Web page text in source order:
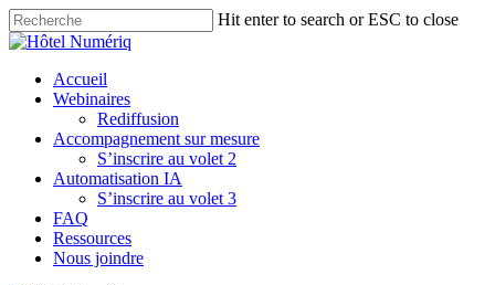
Skip
to
content
Hit enter to search or ESC to close
Close
Menu
Accueil
Webinaires
Rediffusion
Accompagnement sur mesure
S’inscrire au volet 2
Automatisation IA
S’inscrire au volet 3
FAQ
Ressources
Nous joindre